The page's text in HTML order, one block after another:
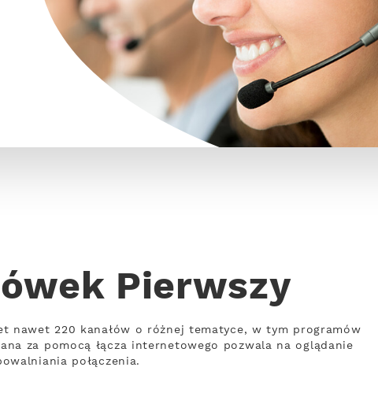
Pierwszy
nawet 220 kanałów o różnej tematyce, w tym programów
za pomocą łącza internetowego pozwala na oglądanie
połączenia.